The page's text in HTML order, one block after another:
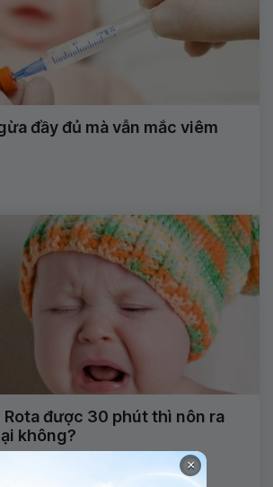
đầy đủ mà vẫn mắc viêm
được 30 phút thì nôn ra
không?
×